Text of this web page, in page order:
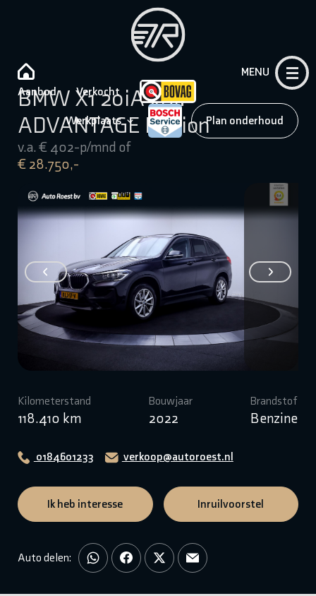
Aanbod Verkocht
Werkplaats Plan onderhoud
MENU
BMW X1 20iA xDr.
ADVANTAGE Edition
v.a. € 402-p/mnd of
€ 28.750,-
Kilometerstand
118.410 km
Bouwjaar
2022
Brandstof
Benzine
0184601233 verkoop@autoroest.nl
Ik heb interesse Inruilvoorstel
Auto delen: